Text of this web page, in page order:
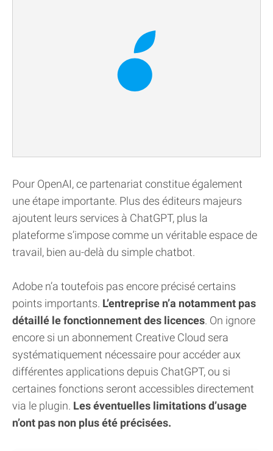
Pour OpenAI, ce partenariat constitue également
une étape importante. Plus des éditeurs majeurs
ajoutent leurs services à ChatGPT, plus la
plateforme s’impose comme un véritable espace de
travail, bien au-delà du simple chatbot.
Adobe n’a toutefois pas encore précisé certains
points importants. L’entreprise n’a notamment pas
détaillé le fonctionnement des licences. On ignore
encore si un abonnement Creative Cloud sera
systématiquement nécessaire pour accéder aux
différentes applications depuis ChatGPT, ou si
certaines fonctions seront accessibles directement
via le plugin. Les éventuelles limitations d’usage
n’ont pas non plus été précisées.